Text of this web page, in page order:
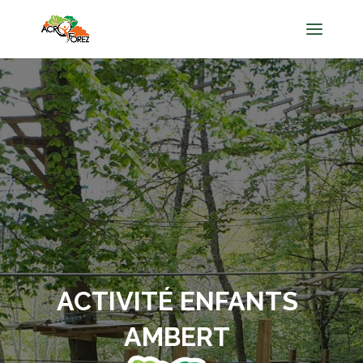
ACTIVITÉ ENFANTS
AMBERT